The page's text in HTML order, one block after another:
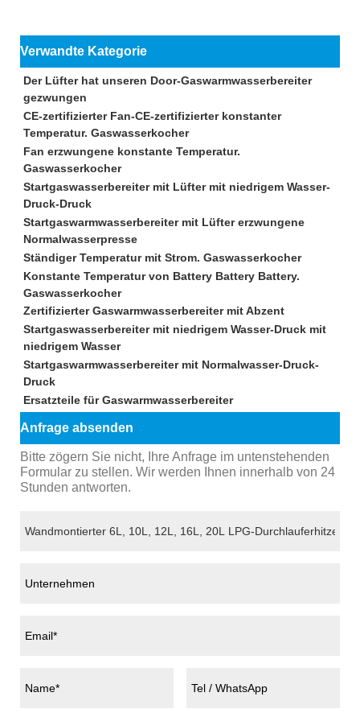
Verwandte Kategorie
Der Lüfter hat unseren Door-Gaswarmwasserbereiter
gezwungen
CE-zertifizierter Fan-CE-zertifizierter konstanter
Temperatur. Gaswasserkocher
Fan erzwungene konstante Temperatur.
Gaswasserkocher
Startgaswasserbereiter mit Lüfter mit niedrigem Wasser-
Druck-Druck
Startgaswarmwasserbereiter mit Lüfter erzwungene
Normalwasserpresse
Ständiger Temperatur mit Strom. Gaswasserkocher
Konstante Temperatur von Battery Battery Battery.
Gaswasserkocher
Zertifizierter Gaswarmwasserbereiter mit Abzent
Startgaswasserbereiter mit niedrigem Wasser-Druck mit
niedrigem Wasser
Startgaswarmwasserbereiter mit Normalwasser-Druck-
Druck
Ersatzteile für Gaswarmwasserbereiter
Anfrage absenden
Bitte zögern Sie nicht, Ihre Anfrage im untenstehenden
Formular zu stellen. Wir werden Ihnen innerhalb von 24
Stunden antworten.